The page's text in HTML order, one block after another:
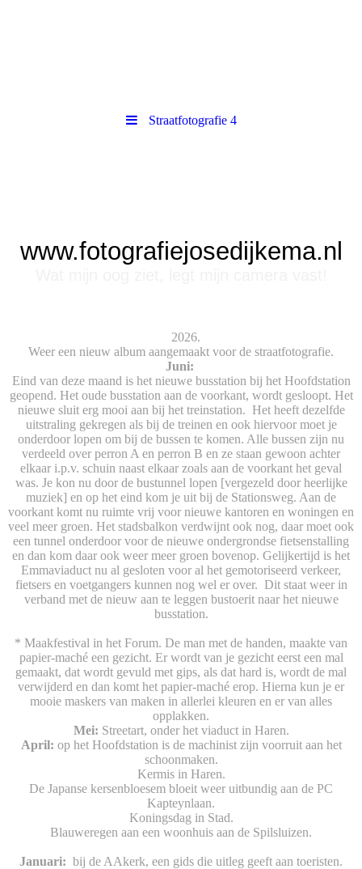
Straatfotografie 4
www.fotografiejosedijkema.nl
2026.
Weer een nieuw album aangemaakt voor de straatfotografie.
Juni:
Eind van deze maand is het nieuwe busstation bij het Hoofdstation
geopend. Het oude busstation aan de voorkant, wordt gesloopt. Het
nieuwe sluit erg mooi aan bij het treinstation. Het heeft dezelfde
uitstraling gekregen als bij de treinen en ook hiervoor moet je
onderdoor lopen om bij de bussen te komen. Alle bussen zijn nu
verdeeld over perron A en perron B en ze staan gewoon achter
elkaar i.p.v. schuin naast elkaar zoals aan de voorkant het geval
was. Je kon nu door de bustunnel lopen [vergezeld door heerlijke
muziek] en op het eind kom je uit bij de Stationsweg. Aan de
voorkant komt nu ruimte vrij voor nieuwe kantoren en woningen en
veel meer groen. Het stadsbalkon verdwijnt ook nog, daar moet ook
een tunnel onderdoor voor de nieuwe ondergrondse fietsenstalling
en dan kom daar ook weer meer groen bovenop. Gelijkertijd is het
Emmaviaduct nu al gesloten voor al het gemotoriseerd verkeer,
fietsers en voetgangers kunnen nog wel er over. Dit staat weer in
verband met de nieuw aan te leggen bustoerit naar het nieuwe
busstation.
* Maakfestival in het Forum. De man met de handen, maakte van
papier-maché een gezicht. Er wordt van je gezicht eerst een mal
gemaakt, dat wordt gevuld met gips, als dat hard is, wordt de mal
verwijderd en dan komt het papier-maché erop. Hierna kun je er
mooie maskers van maken in allerlei kleuren en er van alles
opplakken.
Mei: Streetart, onder het viaduct in Haren.
April: op het Hoofdstation is de machinist zijn voorruit aan het
schoonmaken.
Kermis in Haren.
De Japanse kersenbloesem bloeit weer uitbundig aan de PC
Kapteynlaan.
Koningsdag in Stad.
Blauweregen aan een woonhuis aan de Spilsluizen.
Januari: bij de AAkerk, een gids die uitleg geeft aan toeristen.